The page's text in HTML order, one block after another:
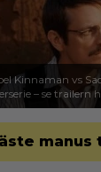
Kinnaman vs
– se trailern
manus